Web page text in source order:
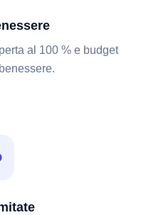
al 100 % e budget